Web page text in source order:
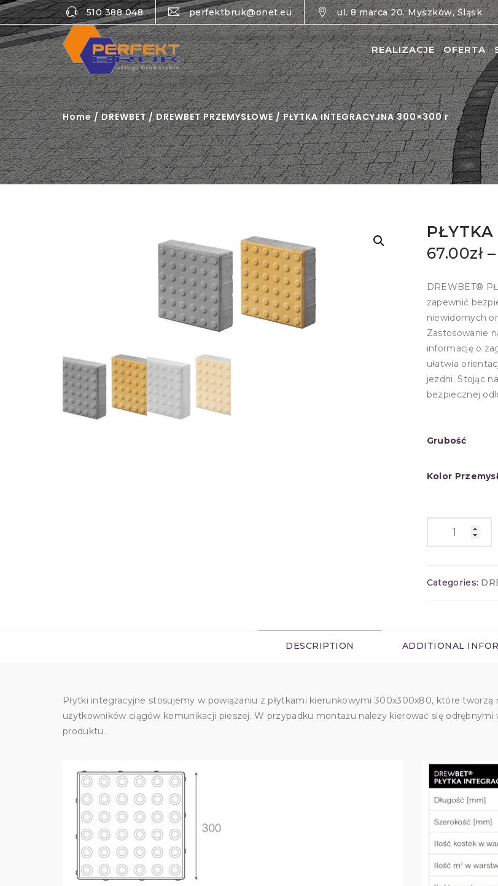
510 388 048 perfektbruk@onet.eu ul. 8 marca 20. Myszków, Śląsk
REALIZACJE OFERTA
Home/DREWBET/DREWBET PRZEMYSŁOWE/ PŁYTKA INTEGRACYJNA 300×300 r
67.00zł–
DREWBET®
zapewnić
niewidomych
Zastosowanie
informację o
ułatwia
jezdni. Stojąc
bezpiecznej
Grubość
Kolor
Categories:
DESCRIPTION ADDITIONAL
Płytki integracyjne stosujemy w powiązaniu z płytkami kierunkowymi 300x300x80, które
użytkowników ciągów komunikacji pieszej. W przypadku montażu należy kierować się
produktu.